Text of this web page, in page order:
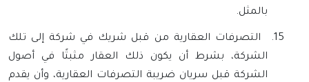
بالمثل.
15.
التصرفات العقارية من قبل شريك في شركة إلى تلك
الشركة، بشرط أن يكون ذلك العقار مثبتًا في أصول
الشركة قبل سريان ضريبة التصرفات العقارية، وأن يقدم